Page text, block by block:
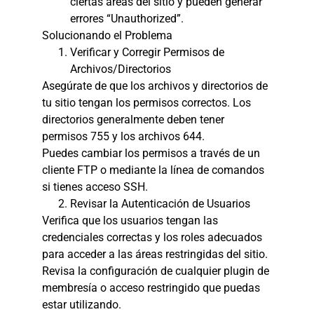
errores “Unauthorized”.
Solucionando el Problema
Verificar y Corregir Permisos de
Archivos/Directorios
Asegúrate de que los archivos y directorios de
tu sitio tengan los permisos correctos. Los
directorios generalmente deben tener
permisos 755 y los archivos 644.
Puedes cambiar los permisos a través de un
cliente FTP o mediante la línea de comandos
si tienes acceso SSH.
Revisar la Autenticación de Usuarios
Verifica que los usuarios tengan las
credenciales correctas y los roles adecuados
para acceder a las áreas restringidas del sitio.
Revisa la configuración de cualquier plugin de
membresía o acceso restringido que puedas
estar utilizando.